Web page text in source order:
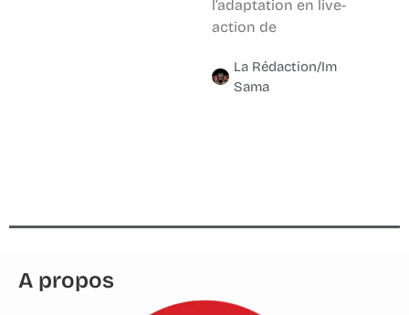
l’adaptation en live-
action de
La Rédaction/Im
Sama
A propos